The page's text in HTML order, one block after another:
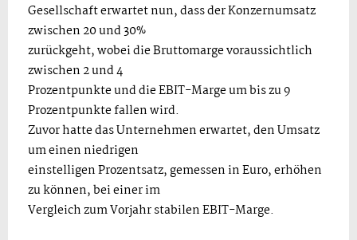
Gesellschaft erwartet nun, dass der Konzernumsatz
zwischen 20 und 30%
zurückgeht, wobei die Bruttomarge voraussichtlich
zwischen 2 und 4
Prozentpunkte und die EBIT-Marge um bis zu 9
Prozentpunkte fallen wird.
Zuvor hatte das Unternehmen erwartet, den Umsatz
um einen niedrigen
einstelligen Prozentsatz, gemessen in Euro, erhöhen
zu können, bei einer im
Vergleich zum Vorjahr stabilen EBIT-Marge.